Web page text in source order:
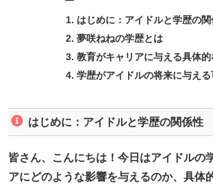
はじめに：アイドルと学歴の関
夢咲ねねの学歴とは
教育がキャリアに与える具体
学歴がアイドルの将来に与え
はじめに：アイドルと学歴の関係性
皆さん、こんにちは！今日はアイドルの
アにどのような影響を与えるのか、具体